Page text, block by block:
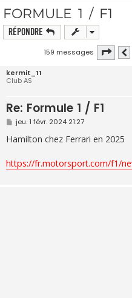
FORMULE 1 / F1
Répondre
159 messages Page
kermit_11
Club AS
Re: Formule 1 / F1
M
e
s
s
g
e
jeu. 1 févr. 2024 21:27
Hamilton chez Ferrari en 2025
https://fr.motorsport.com/f1/